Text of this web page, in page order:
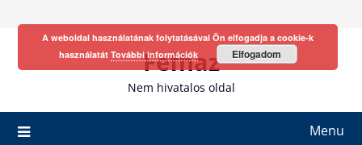
Fefhaz
Nem hivatalos oldal
Menu
A weboldal használatának folytatásával Ön elfogadja a cookie-k
használatát További információk Elfogadom